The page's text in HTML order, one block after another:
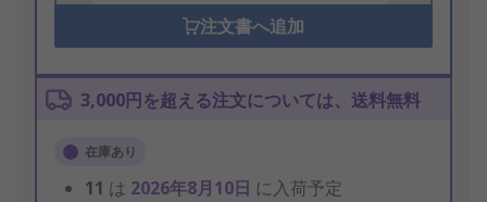
注文書へ追加
3,000円を超える注文については、送料無料
在庫あり
11 は 2026年8月10日 に入荷予定